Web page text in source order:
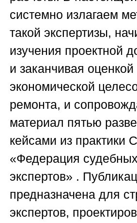
системно излагаем
такой экспертизы,
изучения проектной
и заканчивая оценкой
экономической
ремонта, и
материал пятью
кейсами из практики
«Федерация судебных
экспертов» .
предназначена для
экспертов,